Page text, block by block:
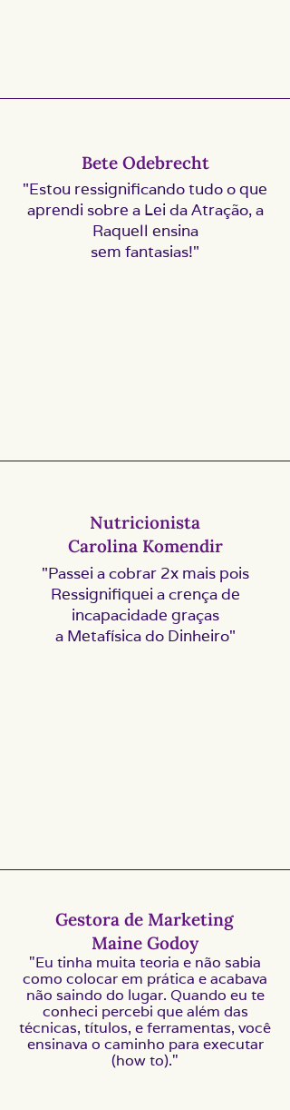
Bete Odebrecht
"Estou ressignificando tudo o que
aprendi sobre a Lei da Atração, a
Raquell ensina
sem fantasias!"
Nutricionista
Carolina Komendir
"Passei a cobrar 2x mais pois
Ressignifiquei a crença de
incapacidade graças
a Metafísica do Dinheiro"
Gestora de Marketing
Maine Godoy
"Eu tinha muita teoria e não sabia
como colocar em prática e acabava
não saindo do lugar. Quando eu te
conheci percebi que além das
técnicas, títulos, e ferramentas, você
ensinava o caminho para executar
(how to)."